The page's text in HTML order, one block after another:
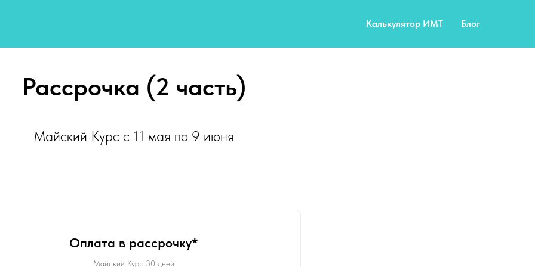
Калькулятор ИМТ Блог
Рассрочка (2 часть)
Майский Курс с 11 мая по 9 июня
Оплата в рассрочку*
Майский Курс 30 дней